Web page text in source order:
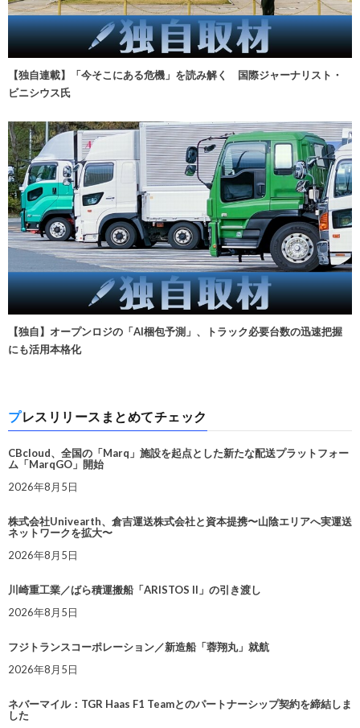
【独自連載】「今そこにある危機」を読み解く 国際ジャーナリスト・
ビニシウス氏
【独自】オープンロジの「AI梱包予測」、トラック必要台数の迅速把握
にも活用本格化
プレスリリースまとめてチェック
CBcloud、全国の「Marq」施設を起点とした新たな配送プラットフォー
ム「MarqGO」開始
2026年8月5日
株式会社Univearth、倉吉運送株式会社と資本提携〜山陰エリアへ実運送
ネットワークを拡大〜
2026年8月5日
川崎重工業／ばら積運搬船「ARISTOS II」の引き渡し
2026年8月5日
フジトランスコーポレーション／新造船「蓉翔丸」就航
2026年8月5日
ネバーマイル：TGR Haas F1 Teamとのパートナーシップ契約を締結しま
した